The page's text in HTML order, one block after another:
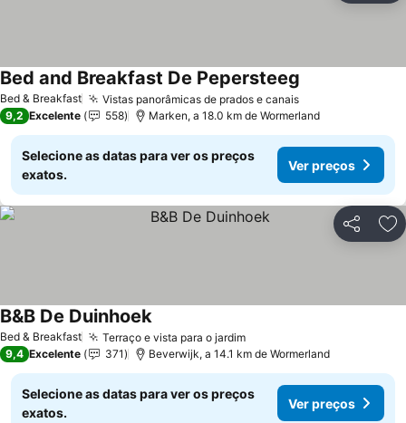
Bed & Breakfast Vistas panorâmicas de prados e canaisVer preços
Bed and Breakfast De Pepersteeg
9,2 Excelente 558 Marken, a 18.0 km de Wormerland
Selecione as datas para ver os preços
exatos.
Ver preços
Partilhar
Bed & Breakfast Terraço e vista para o jardimVer preços
B&B De DuinhoekVer preços
9,4 Excelente 371 Beverwijk, a 14.1 km de Wormerland
Selecione as datas para ver os preços
exatos.
Ver preços